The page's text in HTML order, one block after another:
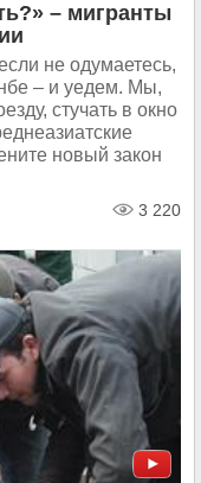
– мигранты
не одумаетесь,
– и уедем. Мы,
стучать в окно
новый закон
3 220